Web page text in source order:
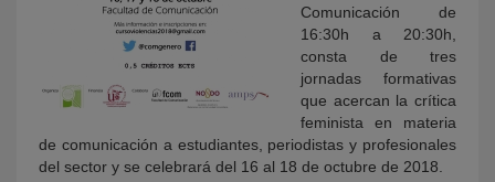
Comunicación de
16:30h a 20:30h,
consta de tres
jornadas formativas
que acercan la crítica
feminista en materia
de comunicación a estudiantes, periodistas y profesionales
del sector y se celebrará del 16 al 18 de octubre de 2018.